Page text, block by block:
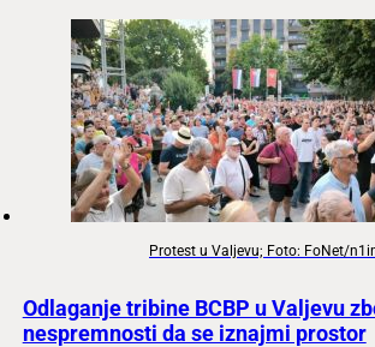
Protest u Valjevu; Foto: FoNet/
Odlaganje tribine BCBP u Valjevu
nespremnosti da se iznajmi prostor